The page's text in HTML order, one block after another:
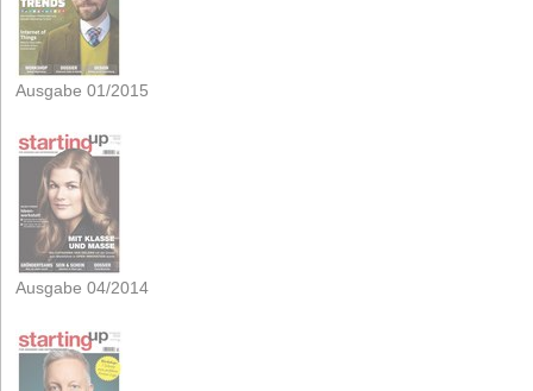
Ausgabe 01/2015
Ausgabe 04/2014